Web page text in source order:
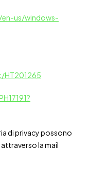
us/windows-
di privacy possono
la mail